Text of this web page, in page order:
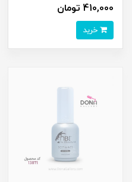
410,000 تومان